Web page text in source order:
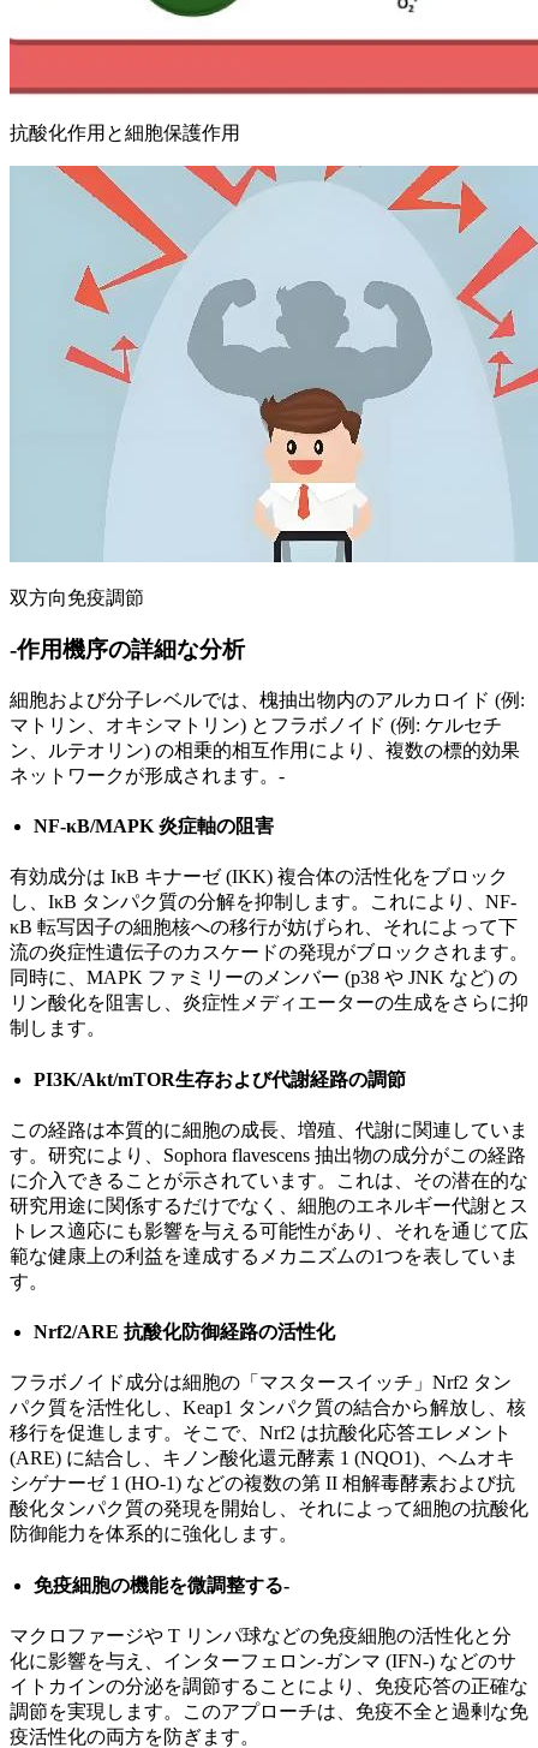
抗酸化作用と細胞保護作用
双方向免疫調節
-作用機序の詳細な分析
細胞および分子レベルでは、槐抽出物内のアルカロイド (例:
マトリン、オキシマトリン) とフラボノイド (例: ケルセチ
ン、ルテオリン) の相乗的相互作用により、複数の標的効果
ネットワークが形成されます。-
NF-κB/MAPK 炎症軸の阻害
有効成分は IκB キナーゼ (IKK) 複合体の活性化をブロック
し、IκB タンパク質の分解を抑制します。これにより、NF-
κB 転写因子の細胞核への移行が妨げられ、それによって下
流の炎症性遺伝子のカスケードの発現がブロックされます。
同時に、MAPK ファミリーのメンバー (p38 や JNK など) の
リン酸化を阻害し、炎症性メディエーターの生成をさらに抑
制します。
PI3K/Akt/mTOR生存および代謝経路の調節
この経路は本質的に細胞の成長、増殖、代謝に関連していま
す。研究により、Sophora flavescens 抽出物の成分がこの経路
に介入できることが示されています。これは、その潜在的な
研究用途に関係するだけでなく、細胞のエネルギー代謝とス
トレス適応にも影響を与える可能性があり、それを通じて広
範な健康上の利益を達成するメカニズムの1つを表していま
す。
Nrf2/ARE 抗酸化防御経路の活性化
フラボノイド成分は細胞の「マスタースイッチ」Nrf2 タン
パク質を活性化し、Keap1 タンパク質の結合から解放し、核
移行を促進します。そこで、Nrf2 は抗酸化応答エレメント
(ARE) に結合し、キノン酸化還元酵素 1 (NQO1)、ヘムオキ
シゲナーゼ 1 (HO-1) などの複数の第 II 相解毒酵素および抗
酸化タンパク質の発現を開始し、それによって細胞の抗酸化
防御能力を体系的に強化します。
免疫細胞の機能を微調整する-
マクロファージや T リンパ球などの免疫細胞の活性化と分
化に影響を与え、インターフェロン-ガンマ (IFN-) などのサ
イトカインの分泌を調節することにより、免疫応答の正確な
調節を実現します。このアプローチは、免疫不全と過剰な免
疫活性化の両方を防ぎます。